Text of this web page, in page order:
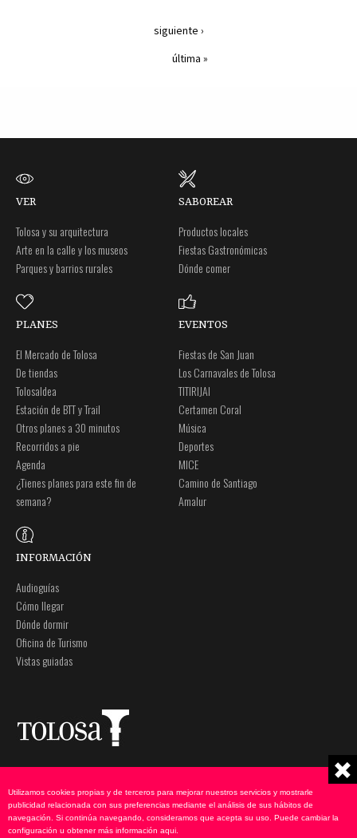
siguiente ›
última »
VER
Tolosa y su arquitectura
Arte en la calle y los museos
Parques y barrios rurales
SABOREAR
Productos locales
Fiestas Gastronómicas
Dónde comer
PLANES
El Mercado de Tolosa
De tiendas
Tolosaldea
Estación de BTT y Trail
Otros planes a 30 minutos
Recorridos a pie
Agenda
¿Tienes planes para este fin de
semana?
EVENTOS
Fiestas de San Juan
Los Carnavales de Tolosa
TITIRIJAI
Certamen Coral
Música
Deportes
MICE
Camino de Santiago
Amalur
INFORMACIÓN
Audioguías
Cómo llegar
Dónde dormir
Oficina de Turismo
Vistas guiadas
Plaza Zaharra 6Aaa
20400 Tolosa, Gipuzkoa
943 69 75 00
udate@tolosa.eus
Nota legal
Política de privacidad
Política de cookies
Utilizamos cookies propias y de terceros para mejorar nuestros servicios y mostrarle
publicidad relacionada con sus preferencias mediante el análisis de sus hábitos de
navegación. Si continúa navegando, consideramos que acepta su uso. Puede cambiar la
configuración u obtener más información aqui.